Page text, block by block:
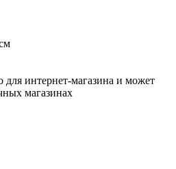
для интернет-магазина и может
магазинах